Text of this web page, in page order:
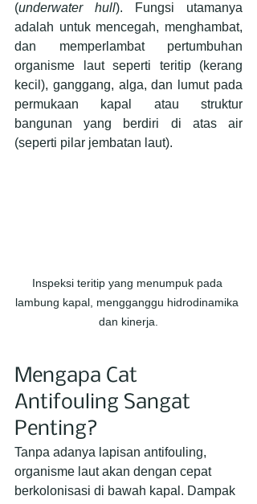
(underwater hull). Fungsi utamanya
adalah untuk mencegah, menghambat,
dan memperlambat pertumbuhan
organisme laut seperti teritip (kerang
kecil), ganggang, alga, dan lumut pada
permukaan kapal atau struktur
bangunan yang berdiri di atas air
(seperti pilar jembatan laut).
Inspeksi teritip yang menumpuk pada
lambung kapal, mengganggu hidrodinamika
dan kinerja.
Mengapa Cat
Antifouling Sangat
Penting?
Tanpa adanya lapisan antifouling,
organisme laut akan dengan cepat
berkolonisasi di bawah kapal. Dampak